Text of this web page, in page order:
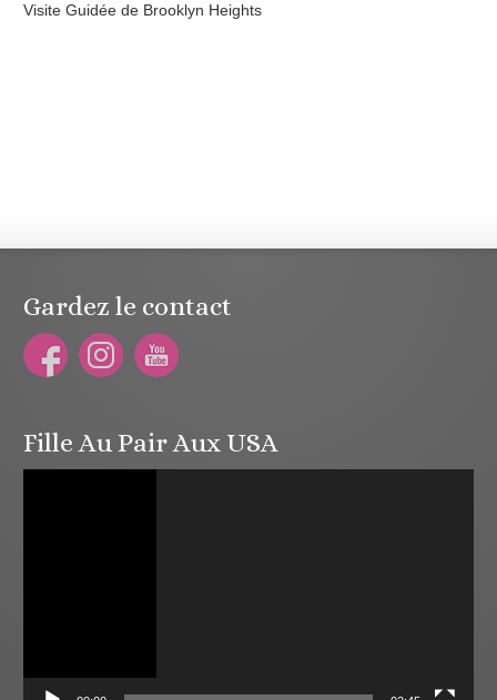
Visite Guidée de Brooklyn Heights
Gardez le contact
Fille Au Pair Aux USA